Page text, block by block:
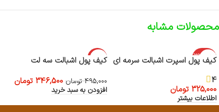
محصولات مشابه
اتمام موجود
ی
کیف پول اسپرت اشبالت سرمه ای
4
325,000 تومان
اطلاعات بیشتر
-30%
کیف پول اشبالت سه لت
495,000 تومان 346,500 تومان
افزودن به سبد خرید